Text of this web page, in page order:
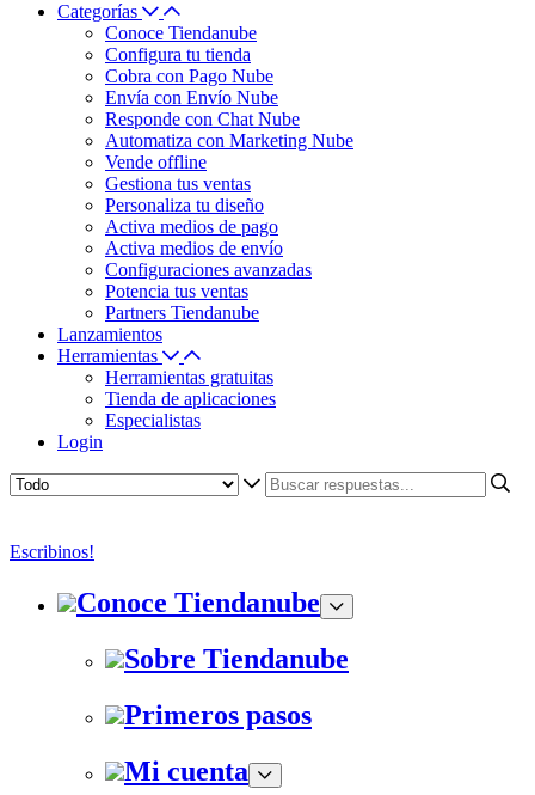
Categorías
Conoce Tiendanube
Configura tu tienda
Cobra con Pago Nube
Envía con Envío Nube
Responde con Chat Nube
Automatiza con Marketing Nube
Vende offline
Gestiona tus ventas
Personaliza tu diseño
Activa medios de pago
Activa medios de envío
Configuraciones avanzadas
Potencia tus ventas
Partners Tiendanube
Lanzamientos
Herramientas
Herramientas gratuitas
Tienda de aplicaciones
Especialistas
Login
Escribinos!
Conoce Tiendanube
Sobre Tiendanube
Primeros pasos
Mi cuenta